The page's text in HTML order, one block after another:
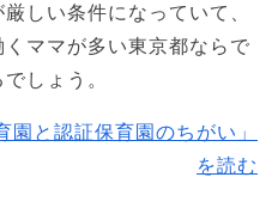
しい条件になっていて、
ママが多い東京都ならで
しょう。
園と認証保育園のちがい」
を読む